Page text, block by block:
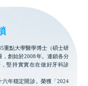
重點大學醫學博士（碩士研
創始於2008年。連鎖各分
堅持實實在在做好牙科診
年穩定開診。榮獲「2024